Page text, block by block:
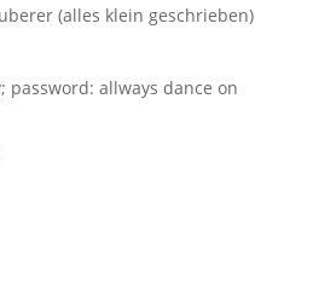
(alles klein geschrieben)
password: allways dance on